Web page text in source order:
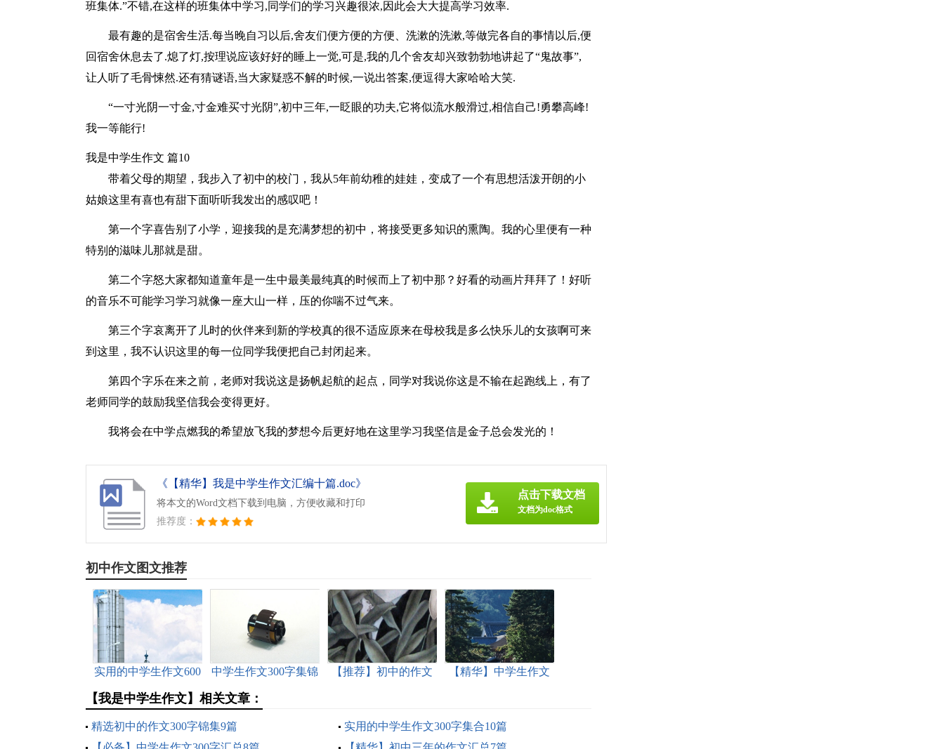
班集体.”不错,在这样的班集体中学习,同学们的学习兴趣很浓,因此会大大提高学习效率.
最有趣的是宿舍生活.每当晚自习以后,舍友们便方便的方便、洗漱的洗漱,等做完各自的事情以后,便
回宿舍休息去了.熄了灯,按理说应该好好的睡上一觉,可是,我的几个舍友却兴致勃勃地讲起了“鬼故事”,
让人听了毛骨悚然.还有猜谜语,当大家疑惑不解的时候,一说出答案,便逗得大家哈哈大笑.
“一寸光阴一寸金,寸金难买寸光阴”,初中三年,一眨眼的功夫,它将似流水般滑过,相信自己!勇攀高峰!
我一等能行!
我是中学生作文 篇10
带着父母的期望，我步入了初中的校门，我从5年前幼稚的娃娃，变成了一个有思想活泼开朗的小
姑娘这里有喜也有甜下面听听我发出的感叹吧！
第一个字喜告别了小学，迎接我的是充满梦想的初中，将接受更多知识的熏陶。我的心里便有一种
特别的滋味儿那就是甜。
第二个字怒大家都知道童年是一生中最美最纯真的时候而上了初中那？好看的动画片拜拜了！好听
的音乐不可能学习学习就像一座大山一样，压的你喘不过气来。
第三个字哀离开了儿时的伙伴来到新的学校真的很不适应原来在母校我是多么快乐儿的女孩啊可来
到这里，我不认识这里的每一位同学我便把自己封闭起来。
第四个字乐在来之前，老师对我说这是扬帆起航的起点，同学对我说你这是不输在起跑线上，有了
老师同学的鼓励我坚信我会变得更好。
我将会在中学点燃我的希望放飞我的梦想今后更好地在这里学习我坚信是金子总会发光的！
《【精华】我是中学生作文汇编十篇.doc》
将本文的Word文档下载到电脑，方便收藏和打印
推荐度：
点击下载文档
文档为doc格式
初中作文图文推荐
实用的中学生作文600
中学生作文300字集锦
【推荐】初中的作文
【精华】中学生作文
【我是中学生作文】相关文章：
精选初中的作文300字锦集9篇
实用的中学生作文300字集合10篇